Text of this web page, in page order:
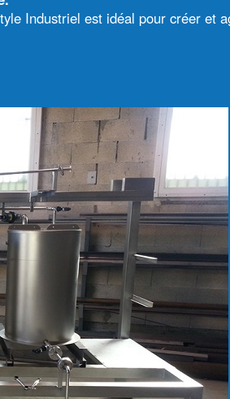
Industriel est idéal pour créer et